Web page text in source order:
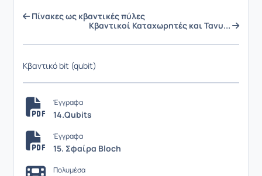
Πίνακες ως κβαντικές πύλες
Κβαντικοί Καταχωρητές και Τανυ...
Κβαντικό bit (qubit)
Έγγραφα
14.Qubits
Έγγραφα
15. Σφαίρα Bloch
Πολυμέσα